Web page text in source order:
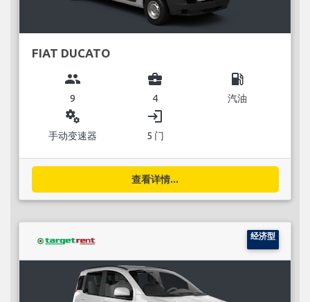
FIAT DUCATO
group
9
business_center
4
local_gas_station
汽油
miscellaneous_services
手动变速器
login
5 门
查看详情...
经济型